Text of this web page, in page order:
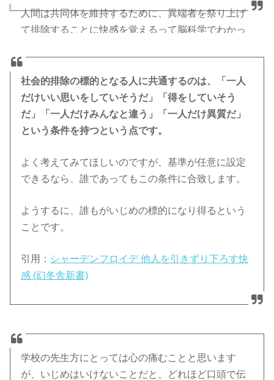
なく地位と名誉を手に入れようとするなら、知恵の
たりない子供は他人を貶めることを考え出す。
— ほっしー@メンタルハッカー (@hossy_fe_ap)
2018年3月10日
人間は共同体を維持するために、異端者を祭り上げ
て排除することに快感を覚えるって脳科学でわかっ
だから根本的にいじめをなくすのは「学校」が今の
形のままじゃ無理。
学校はいじめの温床となる。
— ほっしー@メンタルハッカー (@hossy_fe_ap)
2018年3月10日
社会的排除の標的となる人に共通するのは、「一人
だけいい思いをしていそうだ」「得をしていそう
だ」「一人だけみんなと違う」「一人だけ異質だ」
という条件を持つという点です。
よく考えてみてほしいのですが、基準が任意に設定
できるなら、誰であってもこの条件に合致します。
ようするに、誰もがいじめの標的になり得るという
ことです。
引用： シャーデンフロイデ 他人を引きずり下ろす快
感 (幻冬舎新書)
学校の先生方にとっては心の痛むことと思います
が、いじめはいけないことだと、どれほど口頭で伝